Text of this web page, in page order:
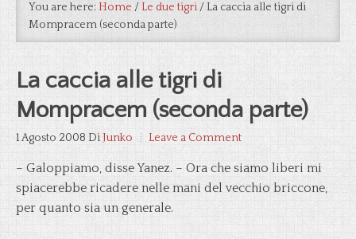
You are here: Home /Le due tigri /La caccia alle tigri di
Mompracem (seconda parte)
La caccia alle tigri di
Mompracem (seconda parte)
1 Agosto 2008 DiJunko Leave a Comment
– Galoppiamo, disse Yanez. – Ora che siamo liberi mi
spiacerebbe ricadere nelle mani del vecchio briccone,
per quanto sia un generale.